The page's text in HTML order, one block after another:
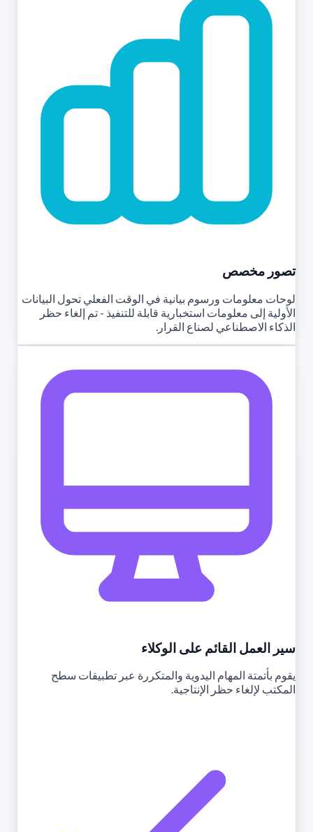
تصور مخصص
لوحات معلومات ورسوم بيانية في الوقت الفعلي تحول البيانات
الأولية إلى معلومات استخبارية قابلة للتنفيذ - تم إلغاء حظر
الذكاء الاصطناعي لصناع القرار.
سير العمل القائم على الوكلاء
يقوم بأتمتة المهام اليدوية والمتكررة عبر تطبيقات سطح
المكتب لإلغاء حظر الإنتاجية.